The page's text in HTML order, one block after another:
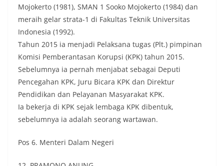
Mojokerto (1981), SMAN 1 Sooko Mojokerto (1984) dan
meraih gelar strata-1 di Fakultas Teknik Universitas
Indonesia (1992).
Tahun 2015 ia menjadi Pelaksana tugas (Plt.) pimpinan
Komisi Pemberantasan Korupsi (KPK) tahun 2015.
Sebelumnya ia pernah menjabat sebagai Deputi
Pencegahan KPK, Juru Bicara KPK dan Direktur
Pendidikan dan Pelayanan Masyarakat KPK.
Ia bekerja di KPK sejak lembaga KPK dibentuk,
sebelumnya ia adalah seorang wartawan.
Pos 6. Menteri Dalam Negeri